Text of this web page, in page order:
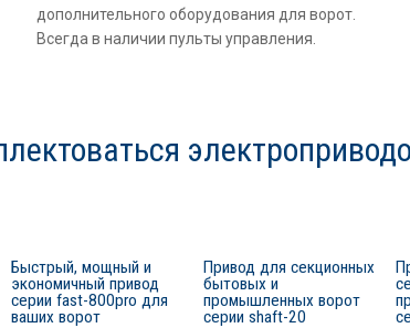
дополнительного оборудования для ворот.
Всегда в наличии пульты управления.
Быстрый, мощный и
экономичный привод
серии fast-800pro для
ваших ворот
Привод для секционных
бытовых и
промышленных ворот
серии shaft-20